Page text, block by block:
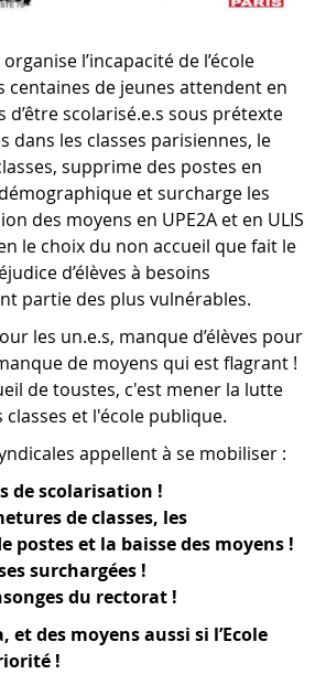
l’incapacité de l’école
centaines de jeunes attendent en
d’être scolarisé.e.s sous prétexte
dans les classes parisiennes, le
supprime des postes en
et surcharge les
des moyens en UPE2A et en ULIS
le choix du non accueil que fait le
d’élèves à besoins
partie des plus vulnérables.
les un.e.s, manque d’élèves pour
de moyens qui est flagrant !
de toustes, c'est mener la lutte
et l'école publique.
appellent à se mobiliser :
de scolarisation !
de classes, les
postes et la baisse des moyens !
surchargées !
du rectorat !
et des moyens aussi si l’Ecole
!